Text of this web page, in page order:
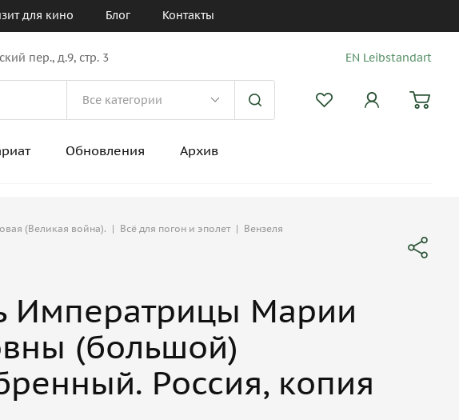
для кино Блог Контакты
пер., д.9, стр. 3 EN Leibstandart
Обновления Архив
(Великая война). | Всё для погон и эполет | Вензеля
Императрицы Марии
(большой)
Россия, копия